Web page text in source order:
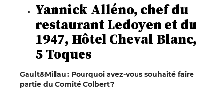
Yannick Alléno, chef du
restaurant Ledoyen et du
1947, Hôtel Cheval Blanc,
5 Toques
Gault&Millau : Pourquoi avez-vous souhaité faire
partie du Comité Colbert ?